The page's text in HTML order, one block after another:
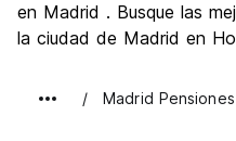
en Madrid . Busque las
la ciudad de Madrid en
Madrid Pensiones